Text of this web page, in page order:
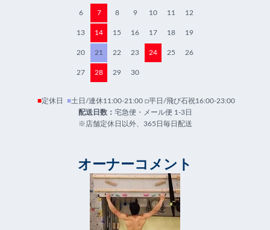
6 7 8 9 10 11 12
13 14 15 16 17 18 19
20 21 22 23 24 25 26
27 28 29 30
■定休日 ■土日/連休11:00-21:00 □平日/飛び石祝16:00-23:00
配送日数： 宅急便・メール便 1-3日
※店舗定休日以外、365日毎日配送
オーナーコメント